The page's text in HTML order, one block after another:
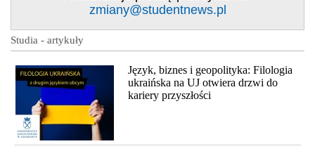
zmiany@studentnews.pl
Studia - artykuły
Język, biznes i geopolityka: Filologia
ukraińska na UJ otwiera drzwi do
kariery przyszłości